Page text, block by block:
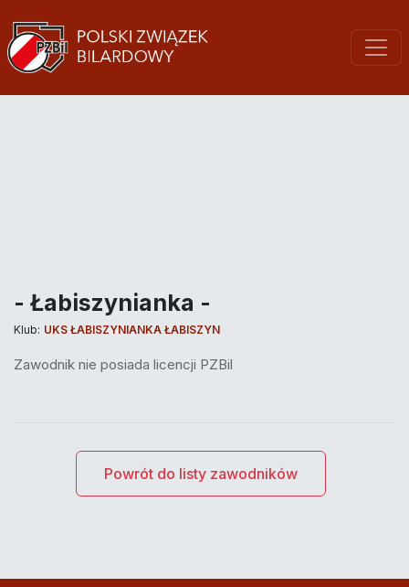
- Łabiszynianka -
Klub: UKS ŁABISZYNIANKA ŁABISZYN
Zawodnik nie posiada licencji PZBil
Powrót do listy zawodników